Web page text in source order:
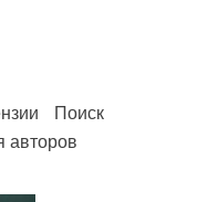
Поиск
авторов